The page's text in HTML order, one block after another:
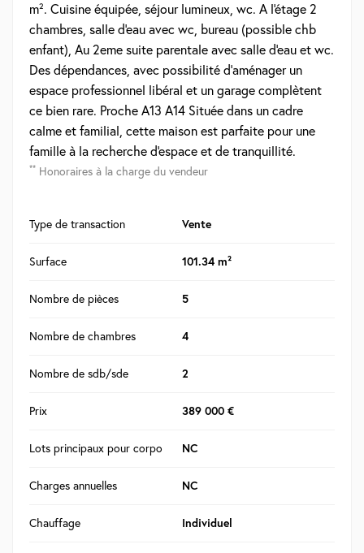
m². Cuisine équipée, séjour lumineux, wc. A l'étage 2
chambres, salle d'eau avec wc, bureau (possible chb
enfant), Au 2eme suite parentale avec salle d'eau et wc.
Des dépendances, avec possibilité d'aménager un
espace professionnel libéral et un garage complètent
ce bien rare. Proche A13 A14 Située dans un cadre
calme et familial, cette maison est parfaite pour une
famille à la recherche d'espace et de tranquillité.
** Honoraires à la charge du vendeur
Type de transaction Vente
Surface 101.34 m²
Nombre de pièces 5
Nombre de chambres 4
Nombre de sdb/sde 2
Prix 389 000 €
Lots principaux pour corpo NC
Charges annuelles NC
Chauffage Individuel